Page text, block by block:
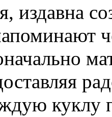
издавна
куклу